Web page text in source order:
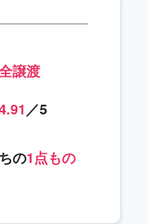
譲渡
／5
の1点もの